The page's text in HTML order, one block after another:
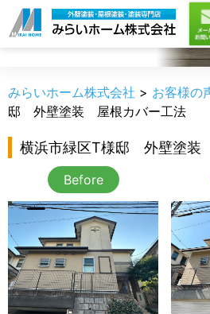
お客様の声
みらいホーム株式会社 > お客様の
邸 外壁塗装 屋根カバー工法
横浜市緑区T様邸 外壁塗装
Before